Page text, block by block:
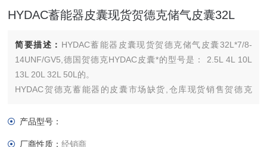
HYDAC蓄能器皮囊现货贺德克储气皮囊32L
简要描述： HYDAC蓄能器皮囊现货贺德克储气皮囊32L*7/8-
14UNF/GV5,德国贺德克HYDAC皮囊*的型号是： 2.5L 4L 10L
13L 20L 32L 50L的。
HYDAC贺德克蓄能器的皮囊市场缺货,仓库现货销售贺德克
德国贺德克HYDAC Technology GmbH 专业生产用于流体过滤技
产品型号：
厂商性质：经销商